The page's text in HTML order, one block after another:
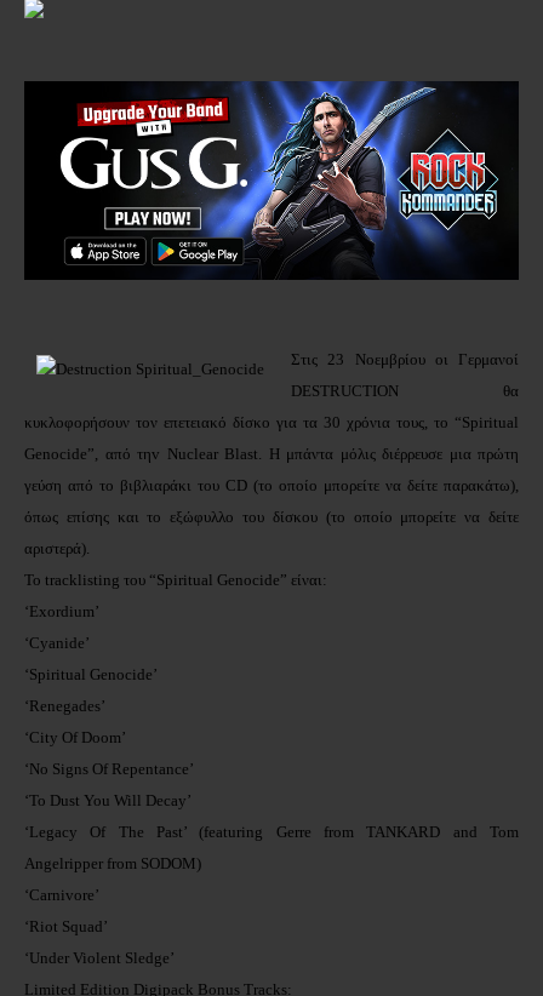
Στις 23 Νοεμβρίου οι Γερμανοί
DESTRUCTION θα
κυκλοφορήσουν τον επετειακό δίσκο για τα 30 χρόνια τους, το “Spiritual
Genocide”, από τηv Nuclear Blast. Η μπάντα μόλις διέρρευσε μια πρώτη
γεύση από το βιβλιαράκι του CD (το οποίο μπορείτε να δείτε παρακάτω),
όπως επίσης και το εξώφυλλο του δίσκου (το οποίο μπορείτε να δείτε
αριστερά).
Το tracklisting του “Spiritual Genocide” είναι:
‘Exordium’
‘Cyanide’
‘Spiritual Genocide’
‘Renegades’
‘City Of Doom’
‘No Signs Of Repentance’
‘To Dust You Will Decay’
‘Legacy Of The Past’ (featuring Gerre from TANKARD and Tom
Angelripper from SODOM)
‘Carnivore’
‘Riot Squad’
‘Under Violent Sledge’
Limited Edition Digipack Bonus Tracks: